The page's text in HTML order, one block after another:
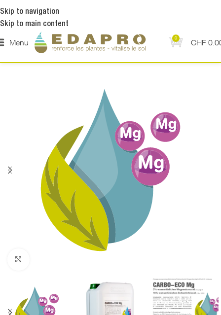
Skip to navigation
Skip to main content
Menu 0 CHF